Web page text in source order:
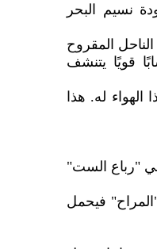
نسيم البحر
المقروح
قويًا يتنشف
له. هذا
"رباع الست"
فيحمل